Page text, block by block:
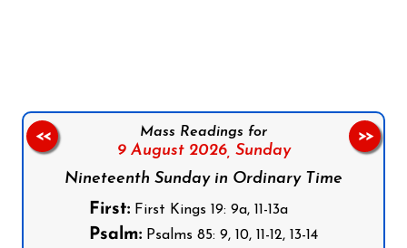
Mass Readings for
9 August 2026, Sunday
Nineteenth Sunday in Ordinary Time
First: First Kings 19: 9a, 11-13a
Psalm: Psalms 85: 9, 10, 11-12, 13-14
<< >>